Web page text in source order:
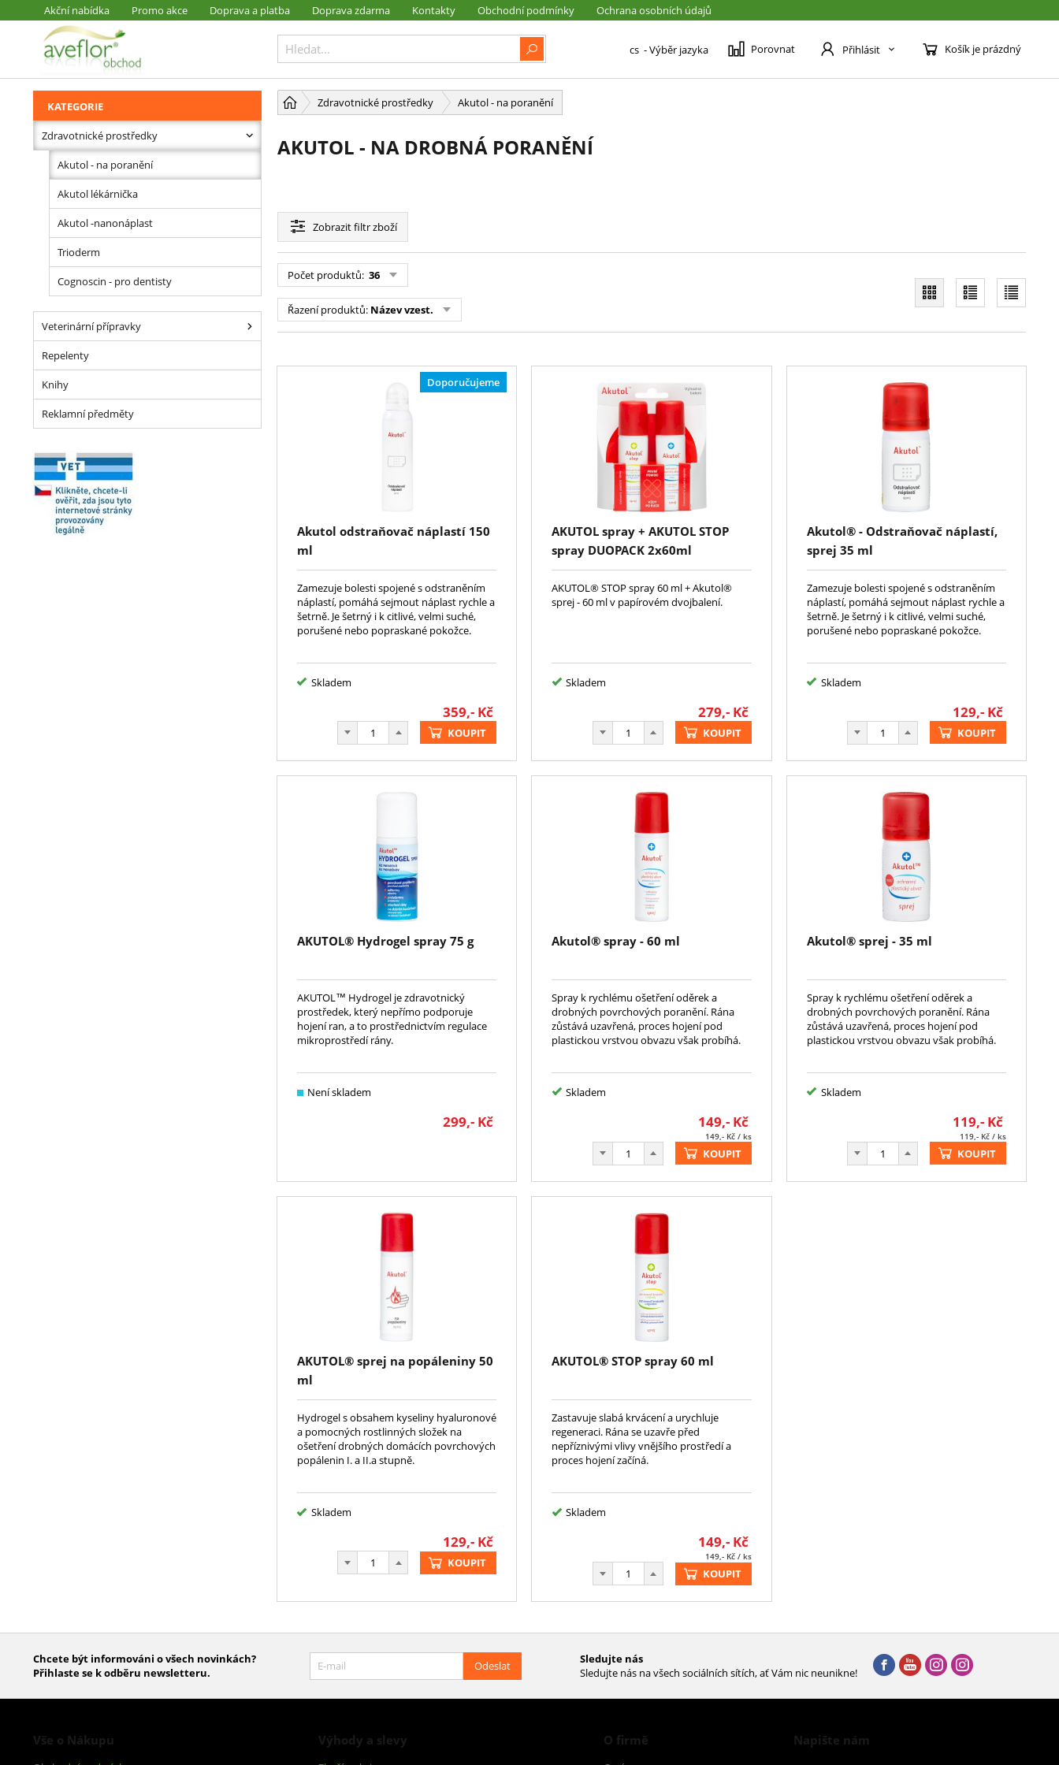
PŘESKOČIT NAVIGACI
Akční nabídka Promo akce Doprava a platba Doprava zdarma Kontakty Obchodní podmínky Ochrana osobních údajů
cs - Výběr jazyka Porovnat Přihlásit Košík je prázdný
KATEGORIE
Zdravotnické prostředky
Akutol - na poranění
Akutol lékárnička
Akutol -nanonáplast
Trioderm
Cognoscin - pro dentisty
Veterinární přípravky
Repelenty
Knihy
Reklamní předměty
Zdravotnické prostředky Akutol - na poranění
AKUTOL - NA DROBNÁ PORANĚNÍ
Zobrazitfiltr zboží
Počet produktů: 36
Řazení produktů: Název vzest.
Doporučujeme
Akutol odstraňovač náplastí 150
ml
Zamezuje bolesti spojené s odstraněním
náplastí, pomáhá sejmout náplast rychle a
šetrně. Je šetrný i k citlivé, velmi suché,
porušené nebo popraskané pokožce.
Skladem
359,- Kč
KOUPIT
AKUTOL spray + AKUTOL STOP
spray DUOPACK 2x60ml
AKUTOL® STOP spray 60 ml + Akutol®
sprej - 60 ml v papírovém dvojbalení.
Skladem
279,-Kč
KOUPIT
Akutol® - Odstraňovač náplastí,
sprej 35 ml
Zamezuje bolesti spojené s odstraněním
náplastí, pomáhá sejmout náplast rychle a
šetrně. Je šetrný i k citlivé, velmi suché,
porušené nebo popraskané pokožce.
Skladem
129,-Kč
KOUPIT
AKUTOL® Hydrogel spray 75 g
AKUTOL™ Hydrogel je zdravotnický
prostředek, který nepřímo podporuje
hojení ran, a to prostřednictvím regulace
mikroprostředí rány.
Není skladem
299,- Kč
Akutol® spray - 60 ml
Spray k rychlému ošetření oděrek a
drobných povrchových poranění. Rána
zůstává uzavřená, proces hojení pod
plastickou vrstvou obvazu však probíhá.
Skladem
149,-Kč
149,-Kč/ ks
KOUPIT
Akutol® sprej - 35 ml
Spray k rychlému ošetření oděrek a
drobných povrchových poranění. Rána
zůstává uzavřená, proces hojení pod
plastickou vrstvou obvazu však probíhá.
Skladem
119,-Kč
119,-Kč/ ks
KOUPIT
AKUTOL® sprej na popáleniny 50
ml
Hydrogel s obsahem kyseliny hyaluronové
a pomocných rostlinných složek na
ošetření drobných domácích povrchových
popálenin I. a II.a stupně.
Skladem
129,- Kč
KOUPIT
AKUTOL® STOP spray 60 ml
Zastavuje slabá krvácení a urychluje
regeneraci. Rána se uzavře před
nepříznivými vlivy vnějšího prostředí a
proces hojení začíná.
Skladem
149,-Kč
149,-Kč/ ks
KOUPIT
Chcete být informováni o všech novinkách?
Přihlaste se k odběru newsletteru.
Odeslat
Sledujte nás
Sledujte nás na všech sociálních sítích, ať Vám nic neunikne!
Vše o Nákupu Výhody a slevy O firmě Napište nám